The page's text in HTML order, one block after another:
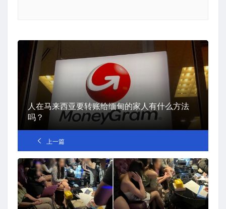
人在马来西亚要转账给缅甸的家人有什么方法
吗？
上一篇